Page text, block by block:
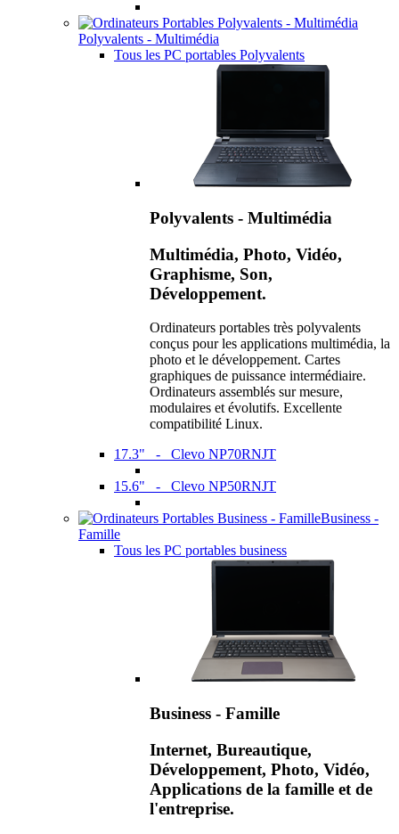
Polyvalents - Multimédia
Tous les PC portables Polyvalents
Polyvalents - Multimédia
Multimédia, Photo, Vidéo,
Graphisme, Son,
Développement.
Ordinateurs portables très polyvalents
conçus pour les applications multimédia, la
photo et le développement. Cartes
graphiques de puissance intermédiaire.
Ordinateurs assemblés sur mesure,
modulaires et évolutifs. Excellente
compatibilité Linux.
17.3" - Clevo NP70RNJT
15.6" - Clevo NP50RNJT
Business -
Famille
Tous les PC portables business
Business - Famille
Internet, Bureautique,
Développement, Photo, Vidéo,
Applications de la famille et de
l'entreprise.